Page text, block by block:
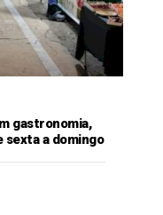
gastronomia,
a domingo